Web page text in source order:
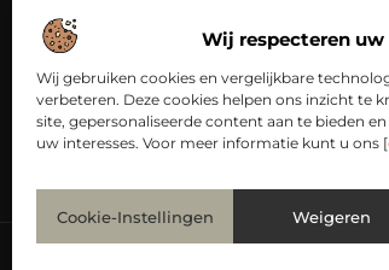
Wij respecteren uw
Wij gebruiken cookies en vergelijkbare
verbeteren. Deze cookies helpen ons inzicht te
site, gepersonaliseerde content aan te bieden
uw interesses. Voor meer informatie kunt u ons [
Cookie-Instellingen Weigeren